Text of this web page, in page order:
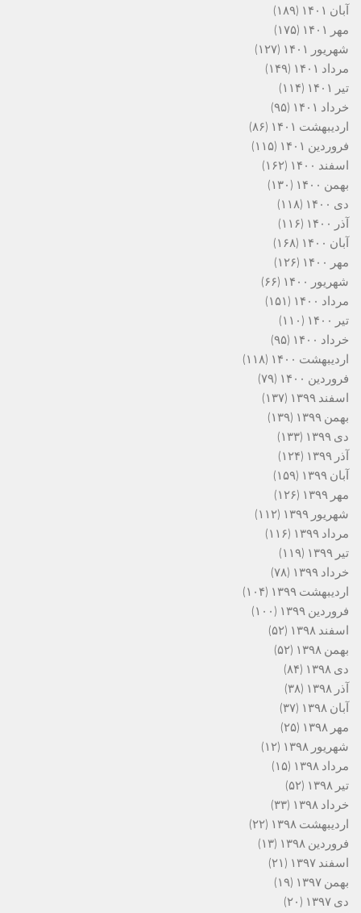
آبان ۱۴۰۱
(۱۸۹)
مهر ۱۴۰۱
(۱۷۵)
شهریور ۱۴۰۱
(۱۲۷)
مرداد ۱۴۰۱
(۱۴۹)
تیر ۱۴۰۱
(۱۱۴)
خرداد ۱۴۰۱
(۹۵)
اردیبهشت ۱۴۰۱
(۸۶)
فروردین ۱۴۰۱
(۱۱۵)
اسفند ۱۴۰۰
(۱۶۲)
بهمن ۱۴۰۰
(۱۳۰)
دی ۱۴۰۰
(۱۱۸)
آذر ۱۴۰۰
(۱۱۶)
آبان ۱۴۰۰
(۱۶۸)
مهر ۱۴۰۰
(۱۲۶)
شهریور ۱۴۰۰
(۶۶)
مرداد ۱۴۰۰
(۱۵۱)
تیر ۱۴۰۰
(۱۱۰)
خرداد ۱۴۰۰
(۹۵)
اردیبهشت ۱۴۰۰
(۱۱۸)
فروردین ۱۴۰۰
(۷۹)
اسفند ۱۳۹۹
(۱۳۷)
بهمن ۱۳۹۹
(۱۳۹)
دی ۱۳۹۹
(۱۳۳)
آذر ۱۳۹۹
(۱۲۴)
آبان ۱۳۹۹
(۱۵۹)
مهر ۱۳۹۹
(۱۲۶)
شهریور ۱۳۹۹
(۱۱۲)
مرداد ۱۳۹۹
(۱۱۶)
تیر ۱۳۹۹
(۱۱۹)
خرداد ۱۳۹۹
(۷۸)
اردیبهشت ۱۳۹۹
(۱۰۴)
فروردین ۱۳۹۹
(۱۰۰)
اسفند ۱۳۹۸
(۵۲)
بهمن ۱۳۹۸
(۵۲)
دی ۱۳۹۸
(۸۴)
آذر ۱۳۹۸
(۳۸)
آبان ۱۳۹۸
(۳۷)
مهر ۱۳۹۸
(۲۵)
شهریور ۱۳۹۸
(۱۲)
مرداد ۱۳۹۸
(۱۵)
تیر ۱۳۹۸
(۵۲)
خرداد ۱۳۹۸
(۳۳)
اردیبهشت ۱۳۹۸
(۲۲)
فروردین ۱۳۹۸
(۱۳)
اسفند ۱۳۹۷
(۲۱)
بهمن ۱۳۹۷
(۱۹)
دی ۱۳۹۷
(۲۰)